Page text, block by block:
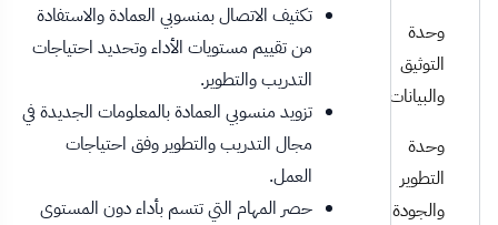
وحدة
التوثيق
والبيانات
وحدة
التطوير
والجودة
تكثيف الاتصال بمنسوبي العمادة والاستفادة
من تقييم مستويات الأداء وتحديد احتياجات
التدريب والتطوير.
تزويد منسوبي العمادة بالمعلومات الجديدة في
مجال التدريب والتطوير وفق احتياجات
العمل.
حصر المهام التي تتسم بأداء دون المستوى